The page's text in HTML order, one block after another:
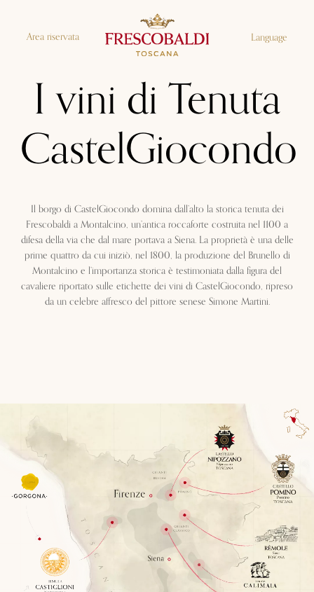
Area riservata Language
I vini di Tenuta
CastelGiocondo
Il borgo di CastelGiocondo domina dall’alto la storica tenuta dei
Frescobaldi a Montalcino, un’antica roccaforte costruita nel 1100 a
difesa della via che dal mare portava a Siena. La proprietà è una delle
prime quattro da cui iniziò, nel 1800, la produzione del Brunello di
Montalcino e l’importanza storica è testimoniata dalla figura del
cavaliere riportato sulle etichette dei vini di CastelGiocondo, ripreso
da un celebre affresco del pittore senese Simone Martini.